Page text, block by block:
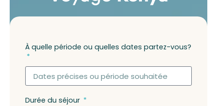
À quelle période ou quelles dates partez-vous?
Durée du séjour